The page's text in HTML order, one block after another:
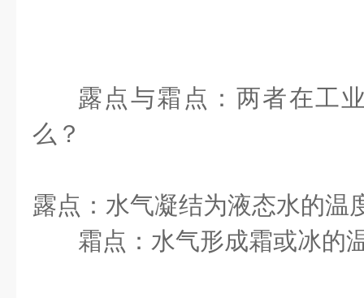
露点与霜点：两者在工
么？
露点：水气凝结为液态水的温
霜点：水气形成霜或冰的